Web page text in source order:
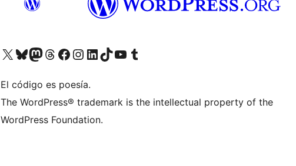
Visita nuestra cuenta de X (anteriormente Twitter)
Visita nuestra cuenta de Bluesky
Visita nuestra cuenta de Mastodon
Visita nuestra cuenta de Threads
Visita nuestra página de Facebook
Visita nuestra cuenta de Instagram
Visita nuestra cuenta de LinkedIn
Visita nuestra cuenta de TikTok
Visita nuestro canal de YouTube
Visita nuestra cuenta de Tumblr
El código es poesía.
The WordPress® trademark is the intellectual property of the
WordPress Foundation.